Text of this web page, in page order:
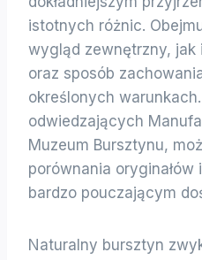
istotnych różnic.
wygląd zewnętrzny, jak
oraz sposób
określonych
odwiedzających
Muzeum Bursztynu,
porównania
bardzo pouczającym
Naturalny bursztyn